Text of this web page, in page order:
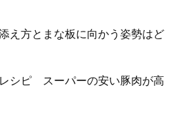
え方とまな板に向かう姿勢はど
シピ スーパーの安い豚肉が高